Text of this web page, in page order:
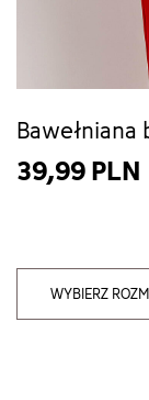
39,99 PLN
WYBIERZ